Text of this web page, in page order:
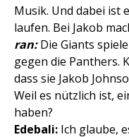
Musik. Und dabei ist
laufen. Bei Jakob
ran:Die Giants
gegen die Panthers.
dass sie Jakob
Weil es nützlich ist,
haben?
Edebali: Ich glaube,